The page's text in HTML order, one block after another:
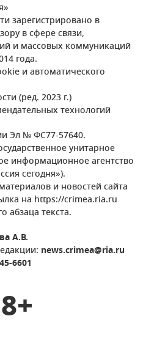
зарегистрировано в
в сфере связи,
и массовых коммуникаций
года.
и автоматического
(ред. 2023 г.)
технологий
Эл № ФС77-57640.
унитарное
информационное агентство
сегодня»).
и новостей сайта
на https://crimea.ria.ru
абзаца текста.
А.В.
news.crimea@ria.ru
6601